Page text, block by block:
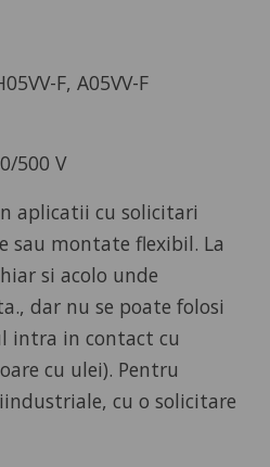
F, A05VV-F
500 V
aplicatii cu solicitari
sau montate flexibil. La
si acolo unde
dar nu se poate folosi
intra in contact cu
cu ulei). Pentru
cu o solicitare